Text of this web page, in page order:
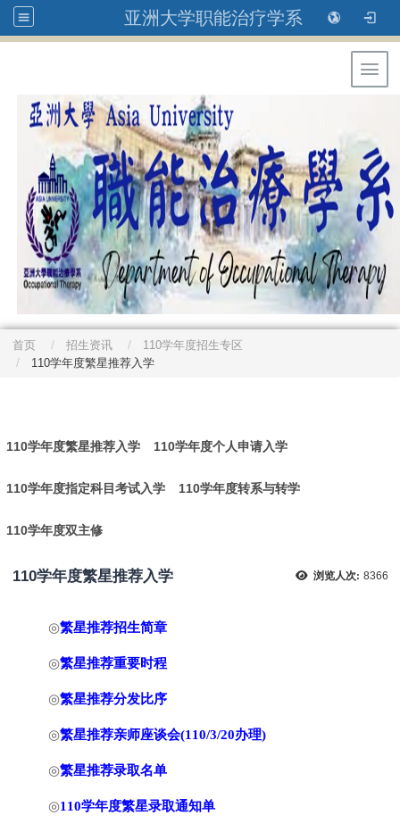
亚洲大学职能治疗学系
首页 招生资讯
110学年度招生专区
110学年度繁星推荐入学
110学年度繁星推荐入学 110学年度个人申请入学
110学年度指定科目考试入学 110学年度转系与转学
110学年度双主修
浏览人次: 8366
110学年度繁星推荐入学
◎繁星推荐招生简章
◎繁星推荐重要时程
◎繁星推荐分发比序
◎繁星推荐亲师座谈会(110/3/20办理)
◎繁星推荐录取名单
◎110学年度繁星录取通知单